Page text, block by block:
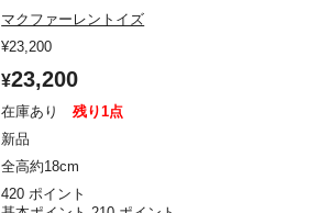
マクファーレントイズ
¥23,200
¥23,200
在庫あり
残り1点
新品
全高約18cm
420 ポイント